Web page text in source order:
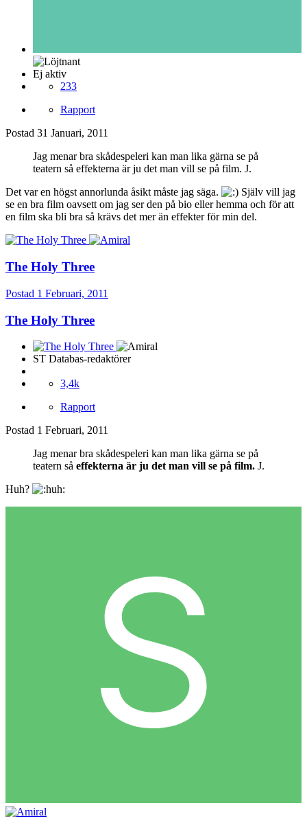
Ej aktiv
233
Rapport
Postad 31 Januari, 2011
Jag menar bra skådespeleri kan man lika gärna se på
teatern så effekterna är ju det man vill se på film. J.
Det var en högst annorlunda åsikt måste jag säga.
Själv vill jag
se en bra film oavsett om jag ser den på bio eller hemma och för att
en film ska bli bra så krävs det mer än effekter för min del.
The Holy Three
Postad 1 Februari, 2011
The Holy Three
ST Databas-redaktörer
3,4k
Rapport
Postad 1 Februari, 2011
Jag menar bra skådespeleri kan man lika gärna se på
teatern så effekterna är ju det man vill se på film. J.
Huh?